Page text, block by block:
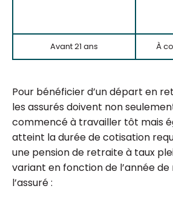
Avant 21 ans À
Pour bénéficier d’un départ en
les assurés doivent non
commencé à travailler tôt mais
atteint la durée de cotisation
une pension de retraite à taux
variant en fonction de l’année de
l’assuré :